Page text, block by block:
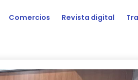
Comercios Revista digital